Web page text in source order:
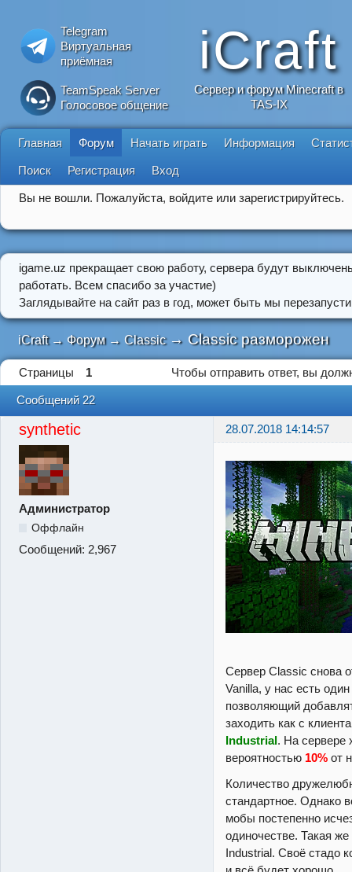
Telegram
Виртуальная
приёмная
TeamSpeak Server
Голосовое общение
iCraft
Сервер и форум Minecraft в
TAS-IX
Главная Форум Начать играть Информация
Поиск Регистрация Вход
Вы не вошли. Пожалуйста, войдите или зарегистрируйтесь.
igame.uz прекращает свою работу, сервера будут
работать. Всем спасибо за участие)
Заглядывайте на сайт раз в год, может быть мы
iCraft → Форум →Classic → Classic разморожен
Страницы 1 Чтобы отправить ответ, вы
Сообщений 22
synthetic 28.07.2018 14:14:57
Администратор
Оффлайн
Сообщений: 2,967
Сервер Classic снова
Vanilla, у нас есть
позволяющий
заходить как с
Industrial. На сервере
вероятностью 10% от
Количество
стандартное. Однако
мобы постепенно
одиночестве. Такая
Industrial. Своё стадо